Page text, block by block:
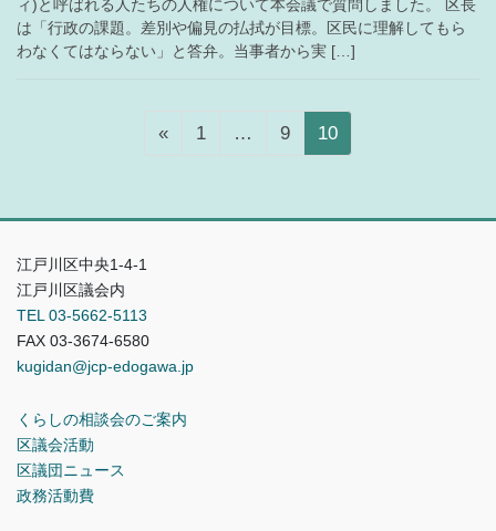
ィ)と呼ばれる人たちの人権について本会議で質問しました。 区長
は「行政の課題。差別や偏見の払拭が目標。区民に理解してもら
わなくてはならない」と答弁。当事者から実 […]
«
固
ー
1 …
固
ー
9
固
定
ー
10
江戸川区中央1-4-1
江戸川区議会内
TEL 03-5662-5113
FAX 03-3674-6580
kugidan@jcp-edogawa.jp
くらしの相談会のご案内
区議会活動
区議団ニュース
政務活動費